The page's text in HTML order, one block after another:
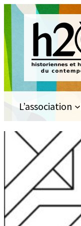
Aller
au
contenu
L’association